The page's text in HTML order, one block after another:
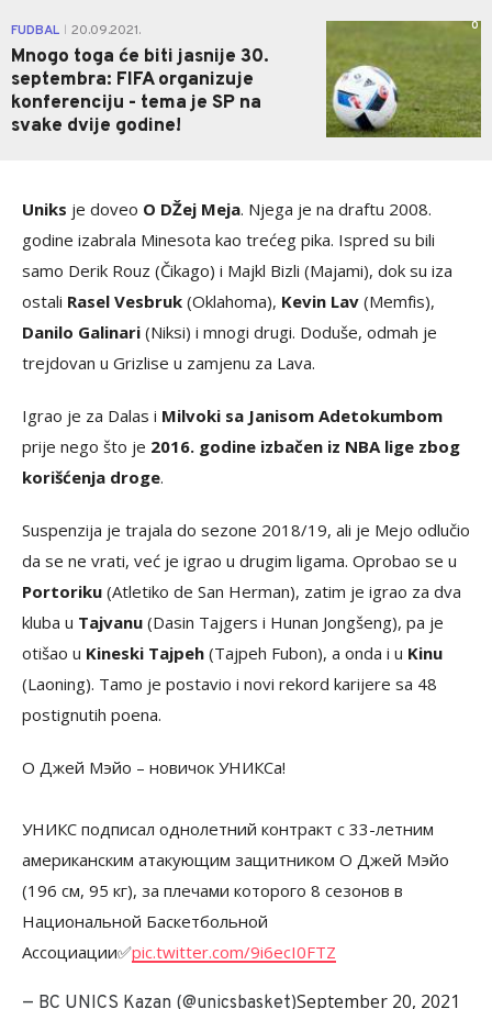
FUDBAL 20.09.2021.
Mnogo toga će biti jasnije 30.
septembra: FIFA organizuje
konferenciju - tema je SP na
svake dvije godine!
0
Uniks je doveo O DŽej Meja. Njega je na draftu 2008.
godine izabrala Minesota kao trećeg pika. Ispred su bili
samo Derik Rouz (Čikago) i Majkl Bizli (Majami), dok su iza
ostali Rasel Vesbruk (Oklahoma), Kevin Lav (Memfis),
Danilo Galinari (Niksi) i mnogi drugi. Doduše, odmah je
trejdovan u Grizlise u zamjenu za Lava.
Igrao je za Dalas i Milvoki sa Janisom Adetokumbom
prije nego što je 2016. godine izbačen iz NBA lige zbog
korišćenja droge.
Suspenzija je trajala do sezone 2018/19, ali je Mejo odlučio
da se ne vrati, već je igrao u drugim ligama. Oprobao se u
Portoriku (Atletiko de San Herman), zatim je igrao za dva
kluba u Tajvanu (Dasin Tajgers i Hunan Jongšeng), pa je
otišao u Kineski Tajpeh (Tajpeh Fubon), a onda i u Kinu
(Laoning). Tamo je postavio i novi rekord karijere sa 48
postignutih poena.
О Джей Мэйо – новичок УНИКСа!
УНИКС подписал однолетний контракт с 33-летним
американским атакующим защитником О Джей Мэйо
(196 см, 95 кг), за плечами которого 8 сезонов в
Национальной Баскетбольной
Ассоциации✅pic.twitter.com/9i6ecI0FTZ
— BC UNICS Kazan (@unicsbasket)September 20, 2021